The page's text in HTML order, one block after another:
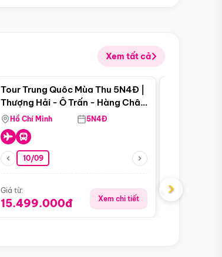
Xem tất cả
Điểm nổi bật
Tour Trung Quôc Mùa Thu 5N4Đ |
Thượng Hải - Ô Trấn - Hàng Châu
(Tour Không Shopping)
Hồ Chí Minh 5N4Đ
10/09
Giá từ:
15.499.000đ Xem chi tiết
›